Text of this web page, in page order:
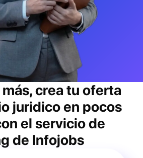
crea tu oferta
juridicoen pocos
el servicio de
de Infojobs